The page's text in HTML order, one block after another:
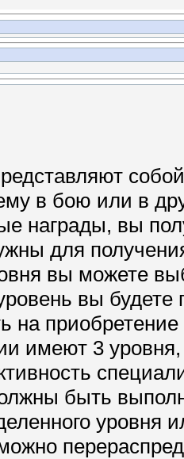
в бою или в
награды, вы
для
вы можете
вы будете
на
имеют 3
быть
уровня